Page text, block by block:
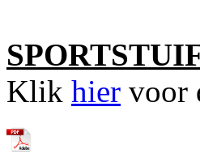
Klik hier voor